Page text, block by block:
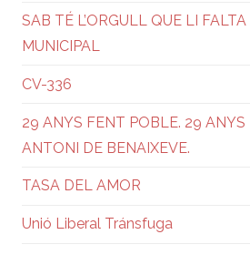
SAB TÉ L’ORGULL QUE LI
MUNICIPAL
CV-336
29 ANYS FENT POBLE. 29
ANTONI DE BENAIXEVE.
TASA DEL AMOR
Unió Liberal Tránsfuga